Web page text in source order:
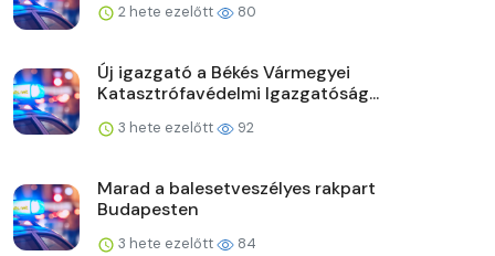
2 hete ezelőtt 80
Új igazgató a Békés Vármegyei
Katasztrófavédelmi Igazgatóság...
3 hete ezelőtt 92
Marad a balesetveszélyes rakpart
Budapesten
3 hete ezelőtt 84